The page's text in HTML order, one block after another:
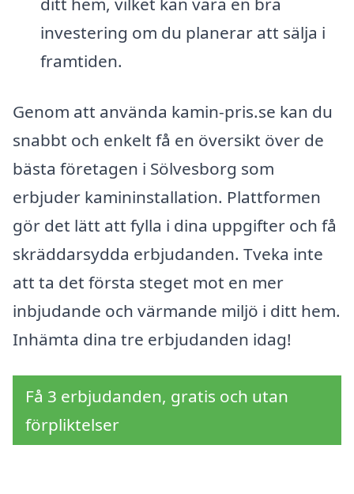
investering om du planerar att sälja i
framtiden.
Genom att använda kamin-pris.se kan du
snabbt och enkelt få en översikt över de
bästa företagen i Sölvesborg som
erbjuder kamininstallation. Plattformen
gör det lätt att fylla i dina uppgifter och få
skräddarsydda erbjudanden. Tveka inte
att ta det första steget mot en mer
inbjudande och värmande miljö i ditt hem.
Inhämta dina tre erbjudanden idag!
Få 3 erbjudanden, gratis och utan
förpliktelser